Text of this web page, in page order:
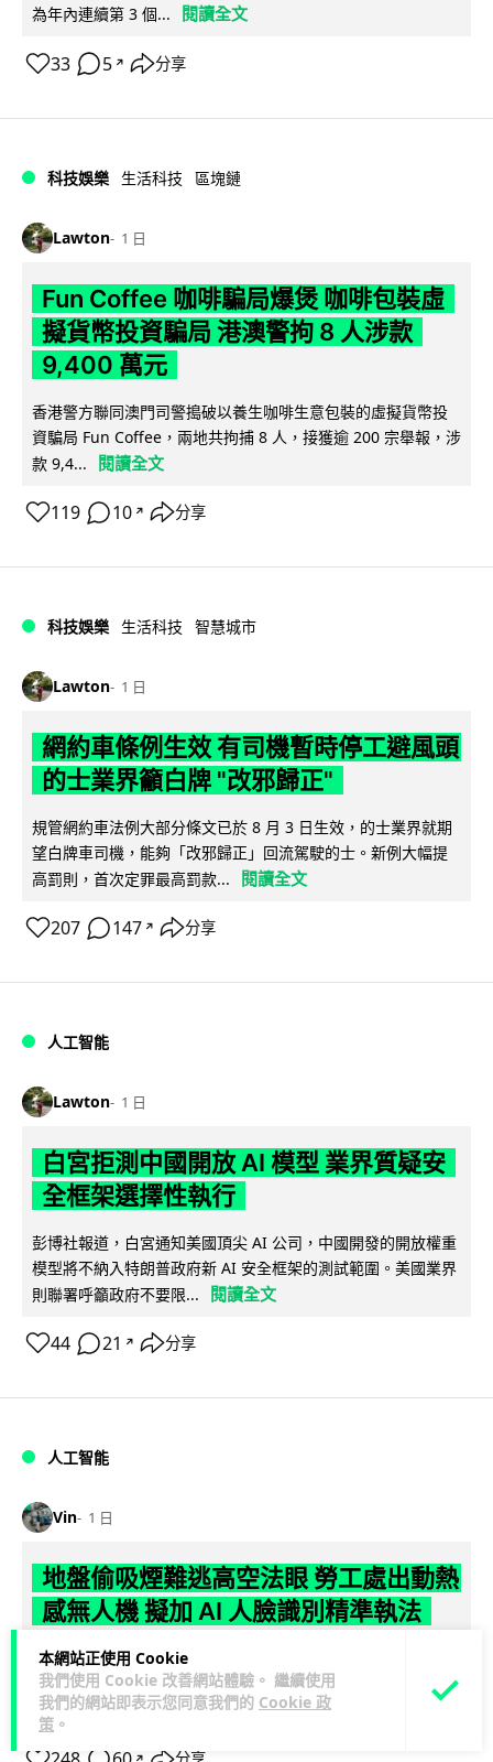
本網站正使用 Cookie
我們使用 Cookie 改善網站體驗。 繼續使用
我們的網站即表示您同意我們的 Cookie 政
策 。
為年內連續第 3 個...
閱讀全文
33 5 ↗ 分享
科技娛樂 生活科技 區塊鏈
Lawton 1 日
Fun Coffee 咖啡騙局爆煲 咖啡包裝虛
擬貨幣投資騙局 港澳警拘 8 人涉款
9,400 萬元
香港警方聯同澳門司警搗破以養生咖啡生意包裝的虛擬貨幣投
資騙局 Fun Coffee，兩地共拘捕 8 人，接獲逾 200 宗舉報，涉
款 9,4...
閱讀全文
119 10 ↗ 分享
科技娛樂 生活科技 智慧城市
Lawton 1 日
網約車條例生效 有司機暫時停工避風頭
的士業界籲白牌 "改邪歸正"
規管網約車法例大部分條文已於 8 月 3 日生效，的士業界就期
望白牌車司機，能夠「改邪歸正」回流駕駛的士。新例大幅提
高罰則，首次定罪最高罰款...
閱讀全文
207 147 ↗ 分享
人工智能
Lawton 1 日
白宮拒測中國開放 AI 模型 業界質疑安
全框架選擇性執行
彭博社報道，白宮通知美國頂尖 AI 公司，中國開發的開放權重
模型將不納入特朗普政府新 AI 安全框架的測試範圍。美國業界
則聯署呼籲政府不要限...
閱讀全文
44 21 ↗ 分享
人工智能
Vin 1 日
地盤偷吸煙難逃高空法眼 勞工處出動熱
感無人機 擬加 AI 人臉識別精準執法
勞工處投入配備熱感應鏡頭的小型無人機進行高空巡邏以打擊
地盤違例吸煙，並正研究於未來一年內引入 AI 人臉識別與行為
分析功能，結合三大技術進一...
閱讀全文
↗